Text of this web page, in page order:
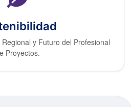
y Futuro del Profesional
Proyectos.